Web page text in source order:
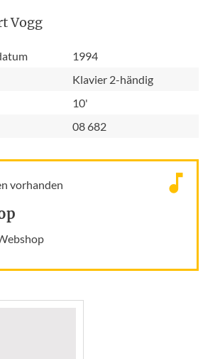
Vogg
1994
Klavier 2-händig
10'
08 682
vorhanden